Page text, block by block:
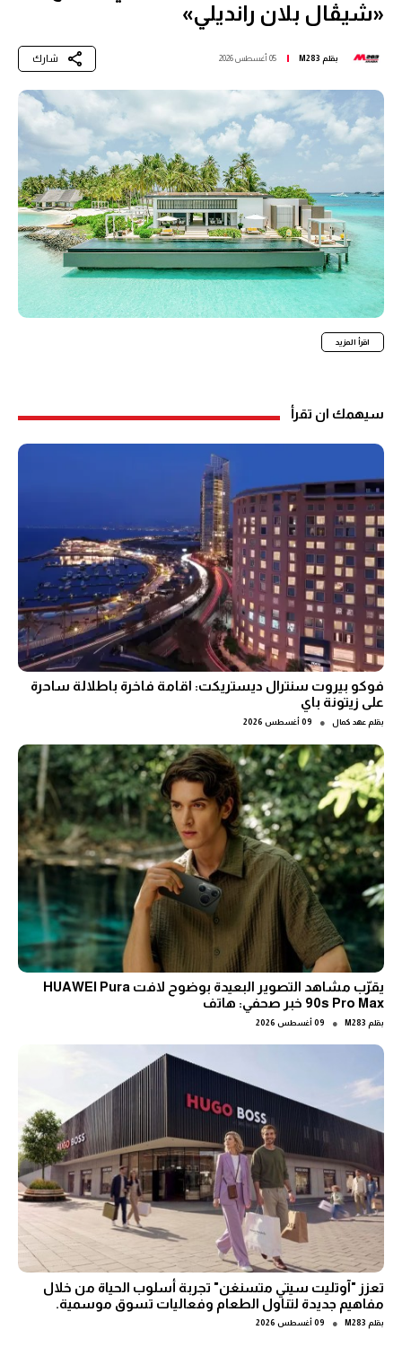
«شيڤال بلان رانديلي»
بقلم M283 05 أغسطس 2026 شارك
اقرأ المزيد
سيهمك ان تقرأ
فوكو بيروت سنترال ديستريكت: اقامة فاخرة باطلالة ساحرة
على زيتونة باي
بقلم عهد كمال ● 09 أغسطس 2026
يقرّب مشاهد التصوير البعيدة بوضوح لافت HUAWEI Pura
90s Pro Max خبر صحفي: هاتف
بقلم M283
● 09 أغسطس 2026
تعزز "آوتليت سيتي متسنغن" تجربة أسلوب الحياة من خلال
مفاهيم جديدة لتناول الطعام وفعاليات تسوق موسمية.
بقلم M283
● 09 أغسطس 2026